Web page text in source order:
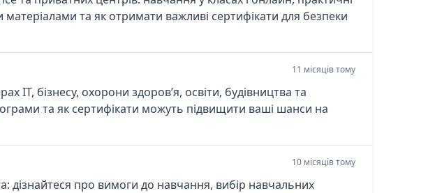
та як отримати важливі сертифікати для безпеки
11 місяців тому
IT, бізнесу, охорони здоров’я, освіти, будівництва та
та як сертифікати можуть підвищити ваші шанси на
10 місяців тому
дізнайтеся про вимоги до навчання, вибір навчальних